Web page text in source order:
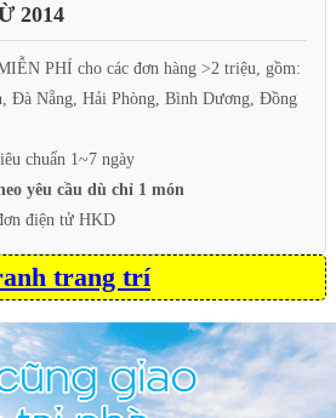
2014
PHÍ cho các đơn hàng >2 triệu, gồm:
Đà Nẵng, Hải Phòng, Bình Dương, Đồng
chuẩn 1~7 ngày
yêu cầu dù chỉ 1 món
điện tử HKD
trang trí